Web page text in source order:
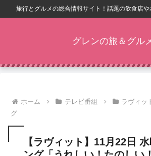
旅行とグルメの総合情報サイト！話題の飲食店や
グレンの旅＆グル
ホーム テレビ番組 ラヴィッ
グ
【ラヴィット】11月22日